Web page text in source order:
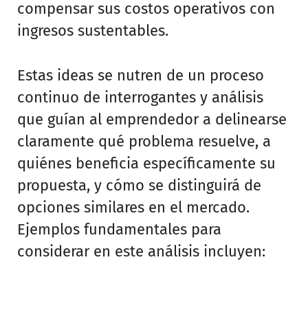
compensar sus costos operativos con
ingresos sustentables.
Estas ideas se nutren de un proceso
continuo de interrogantes y análisis
que guían al emprendedor a delinearse
claramente qué problema resuelve, a
quiénes beneficia específicamente su
propuesta, y cómo se distinguirá de
opciones similares en el mercado.
Ejemplos fundamentales para
considerar en este análisis incluyen: